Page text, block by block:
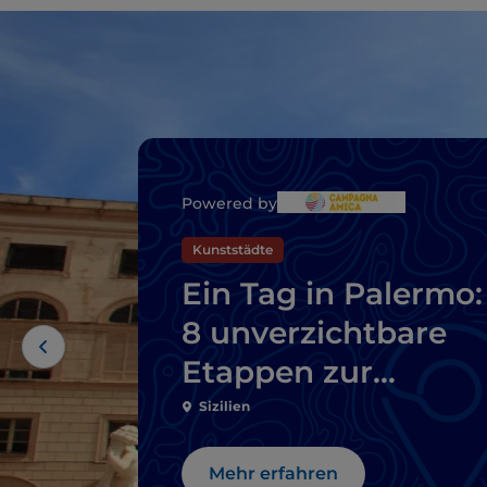
Powered by
Kunststädte
Ein Tag in Palermo:
8 unverzichtbare
Etappen zur
Erkundung der
Stadt
Sizilien
Mehr erfahren